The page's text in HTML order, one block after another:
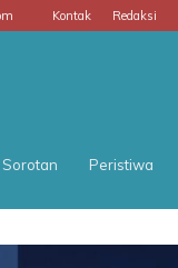
Kontak Redaksi
Sorotan Peristiwa